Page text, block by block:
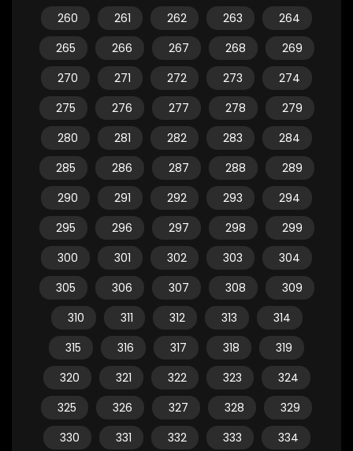
260
261 262 263
264
265
266 267 268
269
270
271 272 273
274
275
276 277 278
279
280
281 282 283
284
285
286 287 288
289
290
291 292 293
294
295
296 297 298
299
300
301 302 303
304
305
306 307 308
309
310
311 312 313
314
315
316 317 318
319
320
321 322 323
324
325
326 327 328
329
330
331 332 333
334